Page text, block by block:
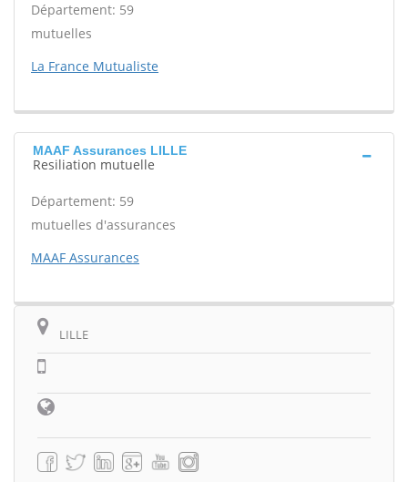
Département: 59
mutuelles
La France Mutualiste
MAAF Assurances LILLE
Resiliation mutuelle
Département: 59
mutuelles d'assurances
MAAF Assurances
LILLE